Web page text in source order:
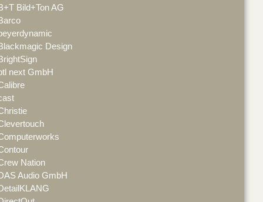
Bild+Ton AG
Design
next GmbH
Nation
Audio GmbH